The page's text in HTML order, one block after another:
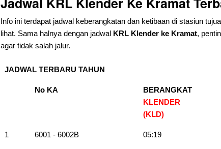
Info ini terdapat jadwal keberangkatan dan ketibaan di stasiun
lihat. Sama halnya dengan jadwal KRL Klender ke Kramat,
agar tidak salah jalur.
JADWAL TERBARU TAHUN
No KA
BERANGKAT
KLENDER
(KLD)
1 6001 - 6002B 05:19